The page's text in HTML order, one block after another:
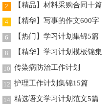
2 【精品】材料采购合同十篇
4
【精华】写事的作文600字
集锦10篇
6 【热门】学习计划集锦5篇
8
【精华】学习计划模板锦集
5篇
10 传染病防治工作计划
12 护理工作计划集锦15篇
14 精选语文学习计划范文5篇